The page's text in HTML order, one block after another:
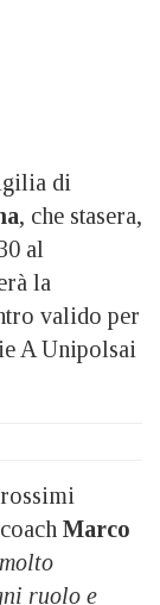
di
, che stasera,
al
la
valido per
A Unipolsai
Marco
ruolo e